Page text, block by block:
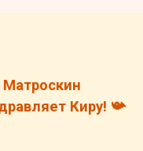
Матроскин
Киру! 📯